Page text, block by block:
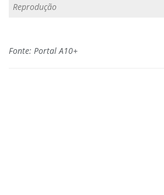
Reprodução
Fonte: Portal A10+